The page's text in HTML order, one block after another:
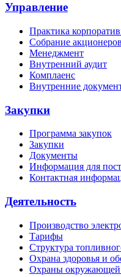
Управление
Практика
Собрание акционеров
Менеджмент
Внутренний аудит
Комплаенс
Внутренние
Закупки
Программа закупок
Закупки
Документы
Информация для
Контактная
Деятельность
Производство
Тарифы
Структура
Охрана здоровья и
Охраны окружающей